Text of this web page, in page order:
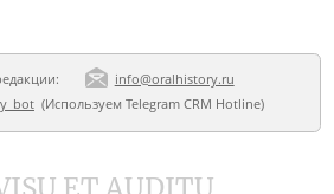
info@oralhistory.ru
(Используем Telegram CRM Hotline)